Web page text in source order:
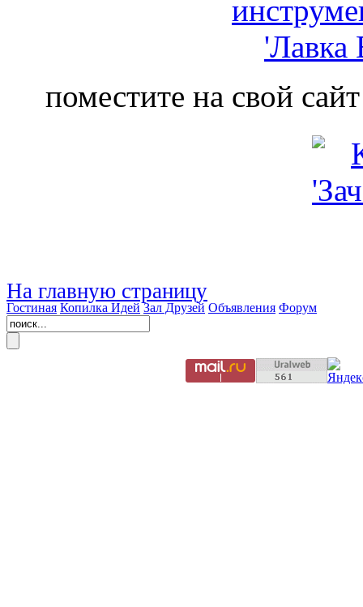
поместите на свой
На главную страницу
Гостиная Копилка Идей Зал Друзей Объявления Форум